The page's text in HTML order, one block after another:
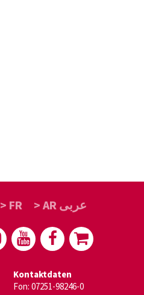
> FR > AR عربى
Kontaktdaten
Fon: 07251-98246-0